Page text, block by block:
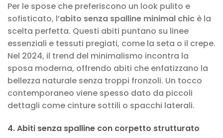
Per le spose che preferiscono un look pulito e
sofisticato, l’abito senza spalline minimal chic è la
scelta perfetta. Questi abiti puntano su linee
essenziali e tessuti pregiati, come la seta o il crepe.
Nel 2024, il trend del minimalismo incontra la
sposa moderna, offrendo abiti che enfatizzano la
bellezza naturale senza troppi fronzoli. Un tocco
contemporaneo viene spesso dato da piccoli
dettagli come cinture sottili o spacchi laterali.
4. Abiti senza spalline con corpetto strutturato